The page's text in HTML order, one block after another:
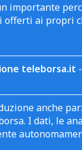
importante
offerti ai propri
teleborsa.it
anche
I dati, le